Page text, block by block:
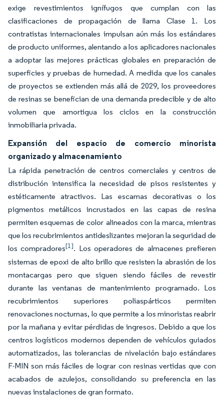
exige revestimientos ignífugos que cumplan con las
clasificaciones de propagación de llama Clase 1. Los
contratistas internacionales impulsan aún más los estándares
de producto uniformes, alentando a los aplicadores nacionales
a adoptar las mejores prácticas globales en preparación de
superficies y pruebas de humedad. A medida que los canales
de proyectos se extienden más allá de 2029, los proveedores
de resinas se benefician de una demanda predecible y de alto
volumen que amortigua los ciclos en la construcción
inmobiliaria privada.
Expansión del espacio de comercio minorista
organizado y almacenamiento
La rápida penetración de centros comerciales y centros de
distribución intensifica la necesidad de pisos resistentes y
estéticamente atractivos. Las escamas decorativas o los
pigmentos metálicos incrustados en las capas de resina
permiten esquemas de color alineados con la marca, mientras
que los recubrimientos antideslizantes mejoran la seguridad de
los compradores[1]. Los operadores de almacenes prefieren
sistemas de epoxi de alto brillo que resisten la abrasión de los
montacargas pero que siguen siendo fáciles de revestir
durante las ventanas de mantenimiento programado. Los
recubrimientos superiores poliaspárticos permiten
renovaciones nocturnas, lo que permite a los minoristas reabrir
por la mañana y evitar pérdidas de ingresos. Debido a que los
centros logísticos modernos dependen de vehículos guiados
automatizados, las tolerancias de nivelación bajo estándares
F-MIN son más fáciles de lograr con resinas vertidas que con
acabados de azulejos, consolidando su preferencia en las
nuevas instalaciones de gran formato.